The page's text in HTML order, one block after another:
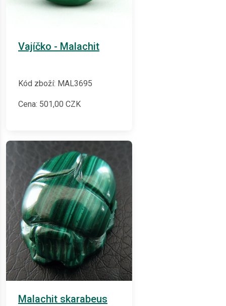
Vajíčko - Malachit
Kód zboží: MAL3695
Cena: 501,00 CZK
Malachit skarabeus